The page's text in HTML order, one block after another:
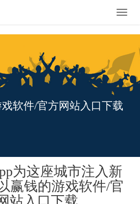
Toggle
软件/官方网站入口下载
为这座城市注入新
赢钱的游戏软件/官
站入口下载